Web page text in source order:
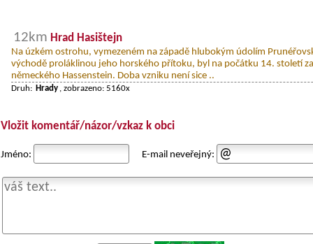
12km Hrad Hasištejn
Na úzkém ostrohu, vymezeném na západě hlubokým údolím
východě proláklinou jeho horského přítoku, byl na počátku 14. století
německého Hassenstein. Doba vzniku není sice ..
Druh: Hrady , zobrazeno: 5160x
Vložit komentář/názor/vzkaz k obci
Jméno: E-mail neveřejný: